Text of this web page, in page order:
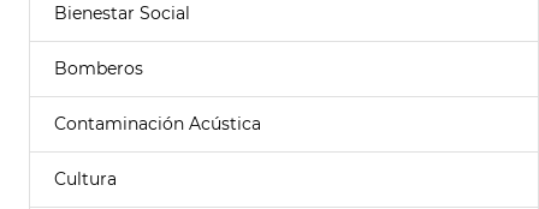
Bienestar Social
Bomberos
Contaminación Acústica
Cultura